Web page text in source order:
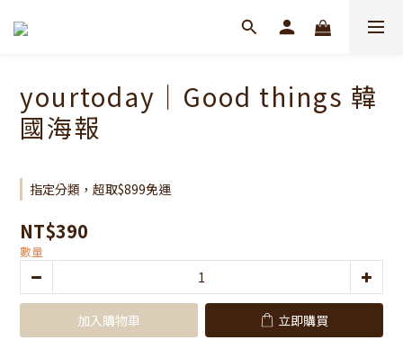
yourtoday｜Good things 韓
國海報
指定分類，超取$899免運
NT$390
數量
加入購物車 立即購買